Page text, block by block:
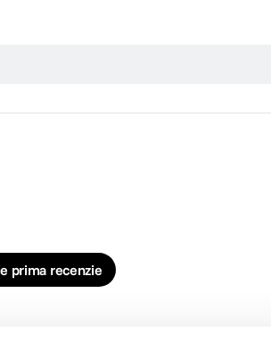
prima recenzie